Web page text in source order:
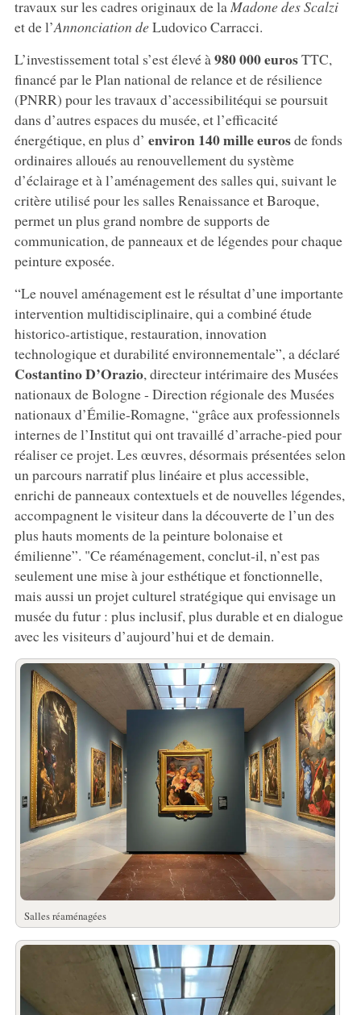
travaux sur les cadres originaux de laMadone des Scalzi
et de l’Annonciation deLudovico Carracci.
L’investissement total s’est élevé à980 000 eurosTTC,
financé par le Plan national de relance et de résilience
(PNRR) pour les travaux d’accessibilitéqui se poursuit
dans d’autres espaces du musée, et l’efficacité
énergétique, en plus d’ environ 140 mille eurosde fonds
ordinaires alloués au renouvellement du système
d’éclairage et à l’aménagement des salles qui, suivant le
critère utilisé pour les salles Renaissance et Baroque,
permet un plus grand nombre de supports de
communication, de panneaux et de légendes pour chaque
peinture exposée.
“Le nouvel aménagement est le résultat d’une importante
intervention multidisciplinaire, qui a combiné étude
historico-artistique, restauration, innovation
technologique et durabilité environnementale”, a déclaré
Costantino D’Orazio, directeur intérimaire des Musées
nationaux de Bologne - Direction régionale des Musées
nationaux d’Émilie-Romagne, “grâce aux professionnels
internes de l’Institut qui ont travaillé d’arrache-pied pour
réaliser ce projet. Les œuvres, désormais présentées selon
un parcours narratif plus linéaire et plus accessible,
enrichi de panneaux contextuels et de nouvelles légendes,
accompagnent le visiteur dans la découverte de l’un des
plus hauts moments de la peinture bolonaise et
émilienne”. "Ce réaménagement, conclut-il, n’est pas
seulement une mise à jour esthétique et fonctionnelle,
mais aussi un projet culturel stratégique qui envisage un
musée du futur : plus inclusif, plus durable et en dialogue
avec les visiteurs d’aujourd’hui et de demain.
Salles réaménagées